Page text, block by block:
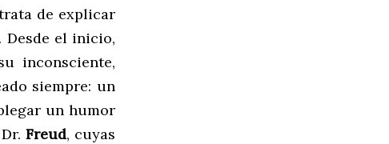
de explicar
el inicio,
inconsciente,
siempre: un
un humor
Freud, cuyas